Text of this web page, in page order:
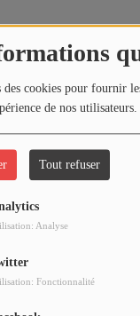
cookies pour fournir
de nos utilisateurs.
Tout refuser
Analyse
Fonctionnalité